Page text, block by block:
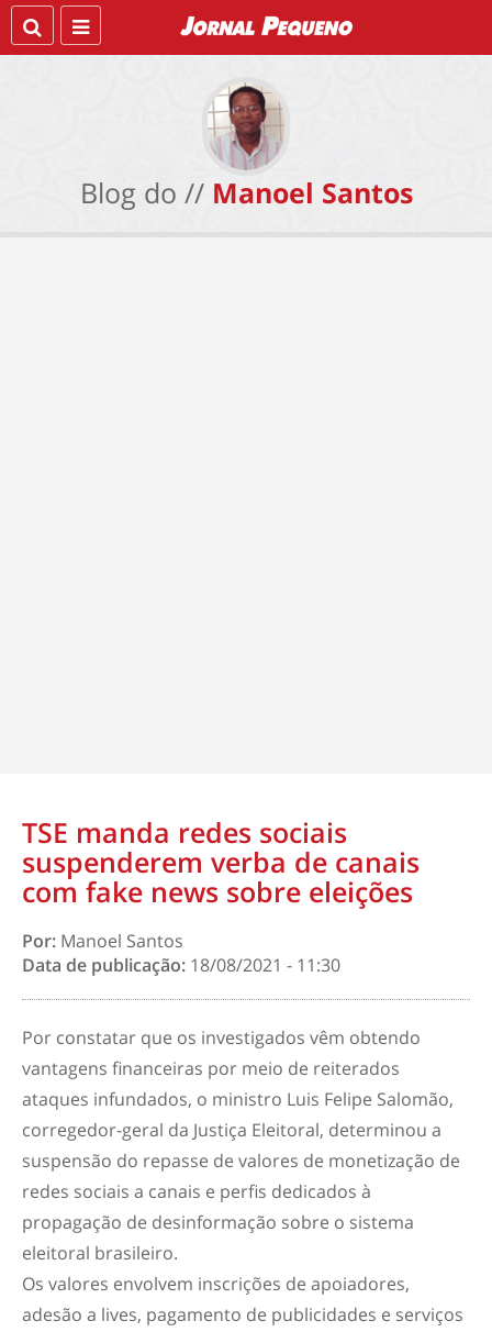
Blog do // Manoel Santos
TSE manda redes sociais
suspenderem verba de canais
com fake news sobre eleições
Por: Manoel Santos
Data de publicação: 18/08/2021 - 11:30
Por constatar que os investigados vêm obtendo
vantagens financeiras por meio de reiterados
ataques infundados, o ministro Luis Felipe Salomão,
corregedor-geral da Justiça Eleitoral, determinou a
suspensão do repasse de valores de monetização de
redes sociais a canais e perfis dedicados à
propagação de desinformação sobre o sistema
eleitoral brasileiro.
Os valores envolvem inscrições de apoiadores,
adesão a lives, pagamento de publicidades e serviços